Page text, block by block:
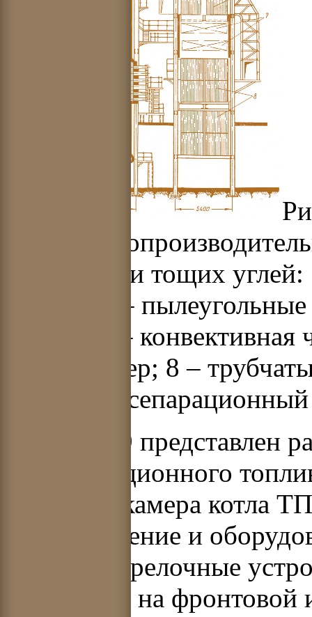
ТП-80
антрацита и тощих
камера; 3 –
ширма; 6 – конвективная
экономайзер; 8 –
выносной
На рис. 2.9 представлен
низкореакционного
Топочная камера котла
шлакоудаление и
поясом. Горелочные
друг другу на